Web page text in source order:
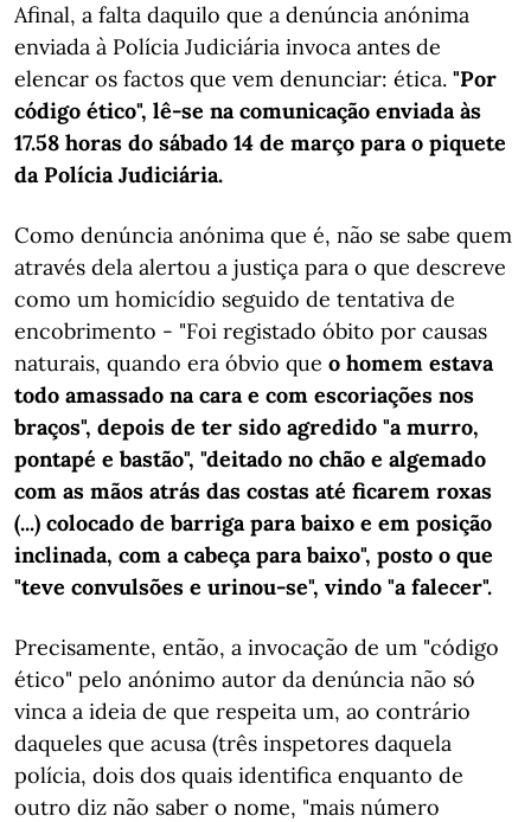
Afinal, a falta daquilo que a denúncia anónima
enviada à Polícia Judiciária invoca antes de
elencar os factos que vem denunciar: ética. "Por
código ético", lê-se na comunicação enviada às
17.58 horas do sábado 14 de março para o piquete
da Polícia Judiciária.
Como denúncia anónima que é, não se sabe quem
através dela alertou a justiça para o que descreve
como um homicídio seguido de tentativa de
encobrimento - "Foi registado óbito por causas
naturais, quando era óbvio que o homem estava
todo amassado na cara e com escoriações nos
braços", depois de ter sido agredido "a murro,
pontapé e bastão", "deitado no chão e algemado
com as mãos atrás das costas até ficarem roxas
(...) colocado de barriga para baixo e em posição
inclinada, com a cabeça para baixo", posto o que
"teve convulsões e urinou-se", vindo "a falecer".
Precisamente, então, a invocação de um "código
ético" pelo anónimo autor da denúncia não só
vinca a ideia de que respeita um, ao contrário
daqueles que acusa (três inspetores daquela
polícia, dois dos quais identifica enquanto de
outro diz não saber o nome, "mais número